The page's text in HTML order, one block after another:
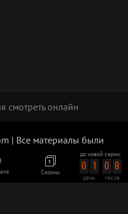
Сезоны
до новой серии:
0 1
день
0 8
часов
смотреть онлайн
| Все материалы были
несут информативный